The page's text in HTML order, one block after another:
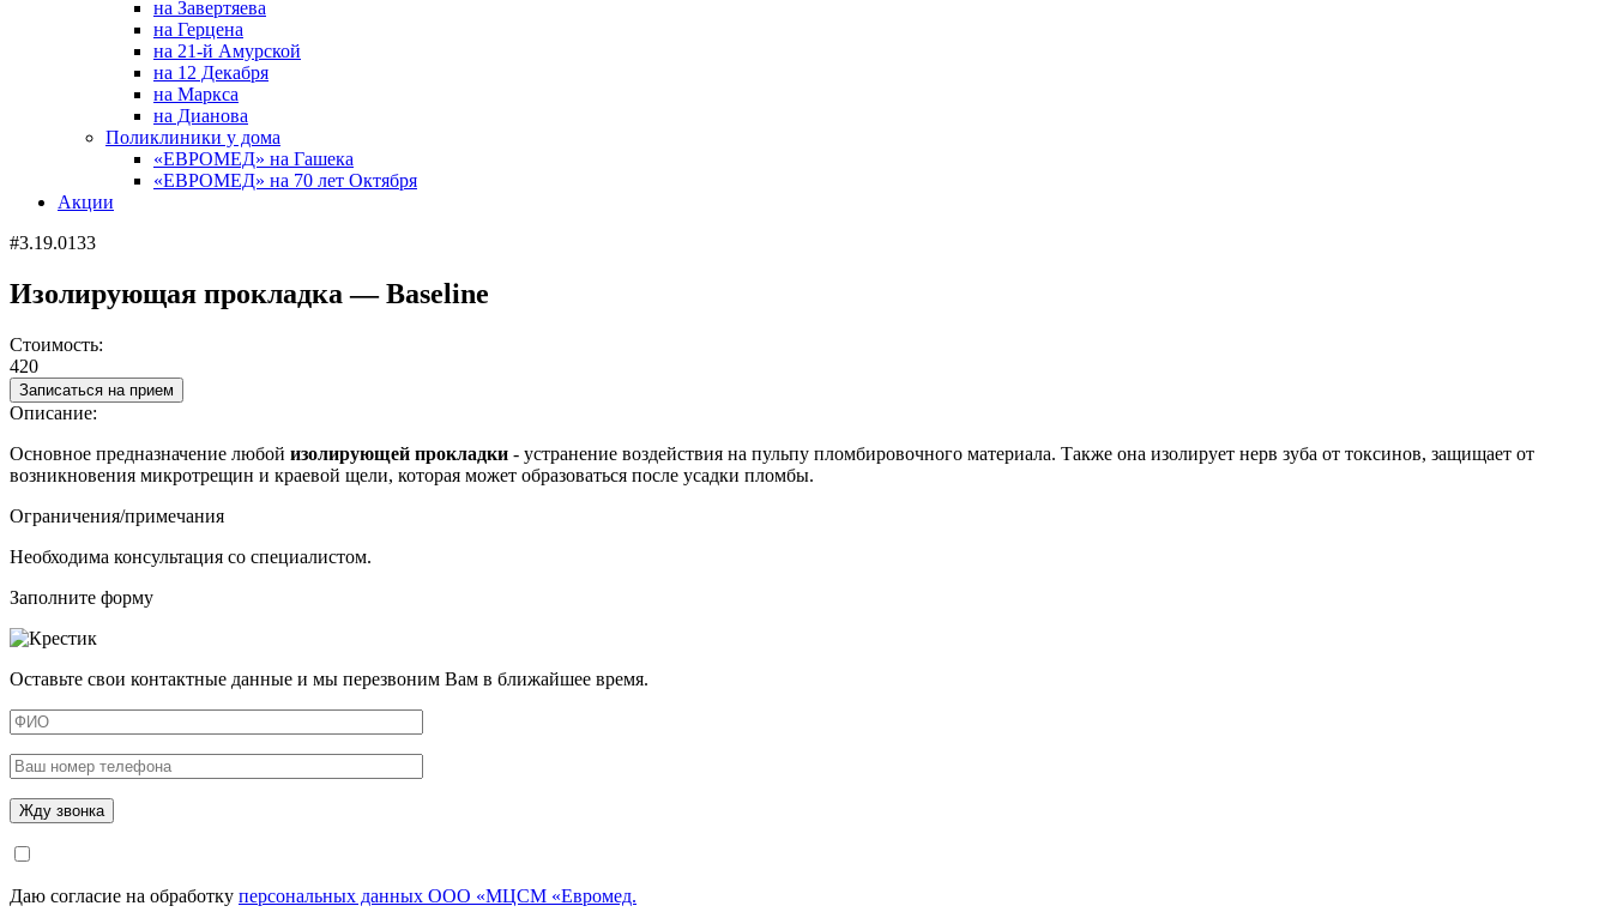
на Завертяева
на Герцена
на 21-й Амурской
на 12 Декабря
на Маркса
на Дианова
Поликлиники у дома
«ЕВРОМЕД» на Гашека
«ЕВРОМЕД» на 70 лет Октября
Акции
#3.19.0133
Изолирующая прокладка — Baseline
Стоимость:
420
Записаться на прием
Описание:
Основное предназначение любой изолирующей прокладки - устранение воздействия на пульпу пломбировочного материала. Также она изолирует нерв зуба от токсинов, защищает от
возникновения микротрещин и краевой щели, которая может образоваться после усадки пломбы.
Ограничения/примечания
Необходима консультация со специалистом.
Заполните форму
Оставьте свои контактные данные и мы перезвоним Вам в ближайшее время.
Даю согласие на обработку персональных данных ООО «МЦСМ «Евромед.